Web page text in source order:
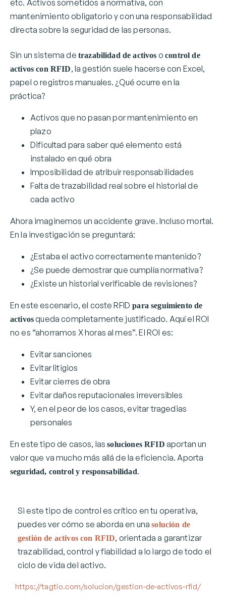
etc. Activos sometidos a normativa, con
mantenimiento obligatorio y con una responsabilidad
directa sobre la seguridad de las personas.
Sin un sistema de trazabilidad de activos ocontrol de
activos con RFID, la gestión suele hacerse con Excel,
papel o registros manuales. ¿Qué ocurre en la
práctica?
Activos que no pasan por mantenimiento en
plazo
Dificultad para saber qué elemento está
instalado en qué obra
Imposibilidad de atribuir responsabilidades
Falta de trazabilidad real sobre el historial de
cada activo
Ahora imaginemos un accidente grave. Incluso mortal.
En la investigación se preguntará:
¿Estaba el activo correctamente mantenido?
¿Se puede demostrar que cumplía normativa?
¿Existe un historial verificable de revisiones?
En este escenario, el coste RFID para seguimiento de
activosqueda completamente justificado. Aquí el ROI
no es “ahorramos X horas al mes”. El ROI es:
Evitar sanciones
Evitar litigios
Evitar cierres de obra
Evitar daños reputacionales irreversibles
Y, en el peor de los casos, evitar tragedias
personales
En este tipo de casos, lassoluciones RFID aportan un
valor que va mucho más allá de la eficiencia. Aporta
seguridad, control y responsabilidad.
Si este tipo de control es crítico en tu operativa,
puedes ver cómo se aborda en unasolución de
gestión de activos con RFID, orientada a garantizar
trazabilidad, control y fiabilidad a lo largo de todo el
ciclo de vida del activo.
https://tagtio.com/solucion/gestion-de-activos-rfid/